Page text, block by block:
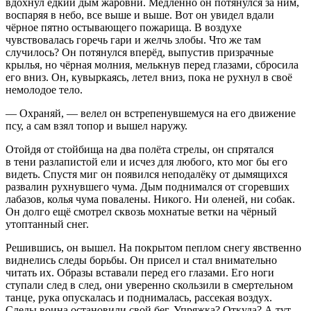
воспаряя в небо, все выше и выше. Вот он увидел вдали
чёрное пятно остывающего пожарища. В воздухе
чувствовалась горечь гари и желчь злобы. Что же там
случилось? Он потянулся вперёд, выпустив призрачные
крылья, но чёрная молния, мелькнув перед глазами, сбросила
его вниз. Он, кувыркаясь, летел вниз, пока не рухнул в своё
немолодое тело.
— Охраняй, — велел он встрепенувшемуся на его движение
псу, а сам взял топор и вышел наружу.
Отойдя от стойбища на два полёта стрелы, он спрятался
в тени разлапистой ели и исчез для любого, кто мог бы его
видеть. Спустя миг он появился неподалёку от дымящихся
развалин рухнувшего чума. Дым поднимался от сгоревших
лабазов, колья чума повалены. Никого. Ни оленей, ни собак.
Он долго ещё смотрел сквозь мохнатые ветки на чёрный
утоптанный снег.
Решившись, он вышел. На покрытом пеплом снегу явственно
виднелись следы борьбы. Он присел и стал внимательно
читать их. Образы вставали перед его глазами. Его ноги
ступали след в след, они уверенно скользили в смертельном
танце, рука опускалась и поднималась, рассекая воздух.